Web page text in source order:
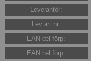
Leverantör:
Lev art nr:
EAN del förp:
EAN hel förp: